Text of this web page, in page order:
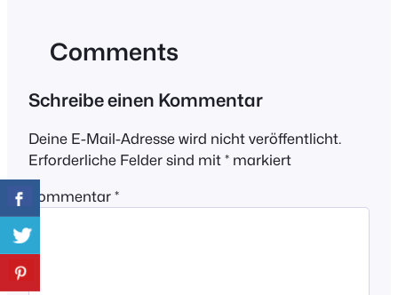
Comments
Schreibe einen Kommentar
Deine E-Mail-Adresse wird nicht veröffentlicht.
Erforderliche Felder sind mit * markiert
Kommentar *